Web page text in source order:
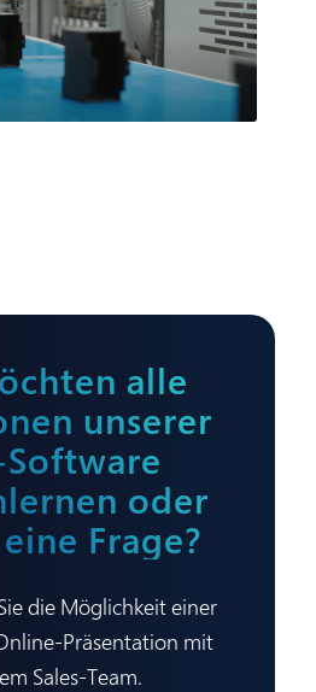
alle
unserer
Software
oder
Frage?
die Möglichkeit einer
Präsentation mit
Sales-Team.